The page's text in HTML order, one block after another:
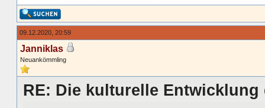
09.12.2020, 20:59
Janniklas
Neuankömmling
RE: Die kulturelle Entwicklung